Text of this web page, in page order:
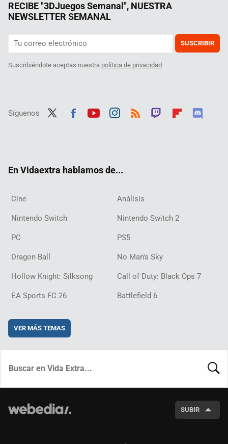
RECIBE "3DJuegos Semanal", NUESTRA
NEWSLETTER SEMANAL
SUSCRIBIR
Suscribiéndote aceptas nuestra política de privacidad
Síguenos
En Vidaextra hablamos de...
Cine Análisis
Nintendo Switch Nintendo Switch 2
PC PS5
Dragon Ball No Man's Sky
Hollow Knight: Silksong Call of Duty: Black Ops 7
EA Sports FC 26 Battlefield 6
VER MÁS TEMAS
SUBIR